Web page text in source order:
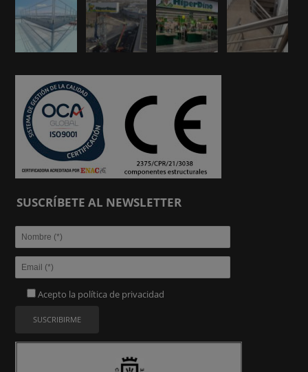
SUSCRÍBETE AL NEWSLETTER
Acepto la política de privacidad